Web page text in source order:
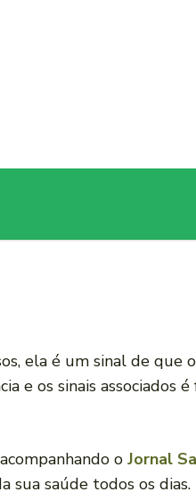
ela é um sinal de que
e os sinais associados
o Jornal
sua saúde todos os dias.